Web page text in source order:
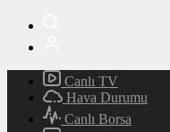
Canlı TV
Hava Durumu
Canlı Borsa